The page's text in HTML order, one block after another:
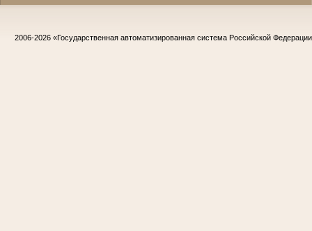
2006-2026 «Государственная автоматизированная система Российской